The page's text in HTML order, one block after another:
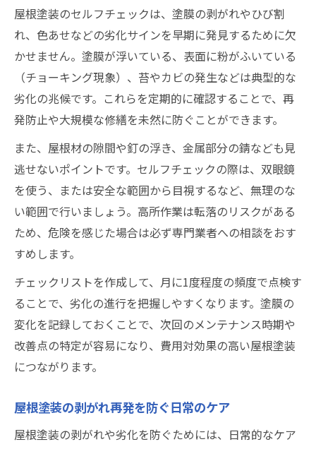
屋根塗装のセルフチェックは、塗膜の剥がれやひび割
れ、色あせなどの劣化サインを早期に発見するために欠
かせません。塗膜が浮いている、表面に粉がふいている
（チョーキング現象）、苔やカビの発生などは典型的な
劣化の兆候です。これらを定期的に確認することで、再
発防止や大規模な修繕を未然に防ぐことができます。
また、屋根材の隙間や釘の浮き、金属部分の錆なども見
逃せないポイントです。セルフチェックの際は、双眼鏡
を使う、または安全な範囲から目視するなど、無理のな
い範囲で行いましょう。高所作業は転落のリスクがある
ため、危険を感じた場合は必ず専門業者への相談をおす
すめします。
チェックリストを作成して、月に1度程度の頻度で点検す
ることで、劣化の進行を把握しやすくなります。塗膜の
変化を記録しておくことで、次回のメンテナンス時期や
改善点の特定が容易になり、費用対効果の高い屋根塗装
につながります。
屋根塗装の剥がれ再発を防ぐ日常のケア
屋根塗装の剥がれや劣化を防ぐためには、日常的なケア